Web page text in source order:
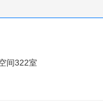
间322室